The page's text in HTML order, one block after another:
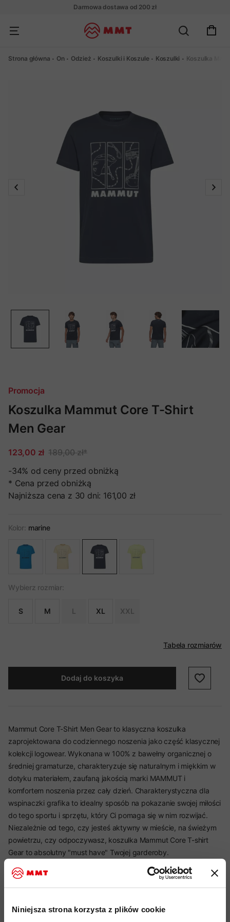
Niniejsza strona korzysta z plików cookie
Darmowa dostawa od 200 zł
Strona główna On Odzież Koszulki i Koszule Koszulki Koszulka
Promocja
Koszulka Mammut Core T-Shirt
Men Gear
123,00 zł 189,00 zł*
-34% od ceny przed obniżką
* Cena przed obniżką
Najniższa cena z 30 dni: 161,00 zł
Kolor: marine
Wybierz rozmiar:
S M L XL XXL
Tabela rozmiarów
Dodaj do koszyka
Mammut Core T-Shirt Men Gear to klasyczna koszulka
zaprojektowana do codziennego noszenia jako część klasycznej
kolekcji logowear. Wykonana w 100% z bawełny organicznej o
średniej gramaturze, charakteryzuje się naturalnym i miękkim w
dotyku materiałem, zaufaną jakością marki MAMMUT i
komfortem noszenia przez cały dzień. Charakterystyczna dla
wspinaczki grafika to idealny sposób na pokazanie swojej miłości
do tego sportu i sprzętu, który Ci pomaga się w nim rozwijać.
Niezależnie od tego, czy jesteś aktywny w mieście, na świeżym
powietrzu, czy odpoczywasz, koszulka Mammut Core T-shirt
Gear to absolutny "must have" Twojej garderoby.
Najważniejsze cechy: